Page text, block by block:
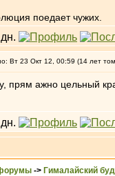
поедает чужих.
Вт 23 Окт 12, 00:59 (14 лет
прям ажно цельный
-> Гималайский